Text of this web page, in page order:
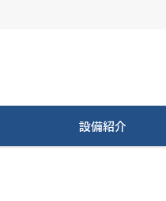
設備紹介